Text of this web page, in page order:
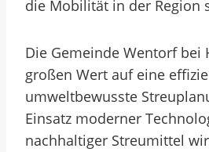
die Mobilität in der Region
Die Gemeinde Wentorf bei
großen Wert auf eine
umweltbewusste
Einsatz moderner
nachhaltiger Streumittel